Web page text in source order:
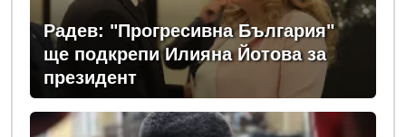
Радев: "Прогресивна България"
ще подкрепи Илияна Йотова за
президент